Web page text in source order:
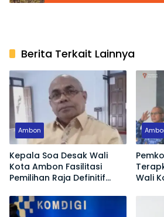
Berita Terkait Lainnya
Ambon
Kepala Soa Desak Wali
Kota Ambon Fasilitasi
Pemilihan Raja Definitif
Wali